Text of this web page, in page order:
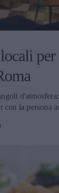
per
la persona